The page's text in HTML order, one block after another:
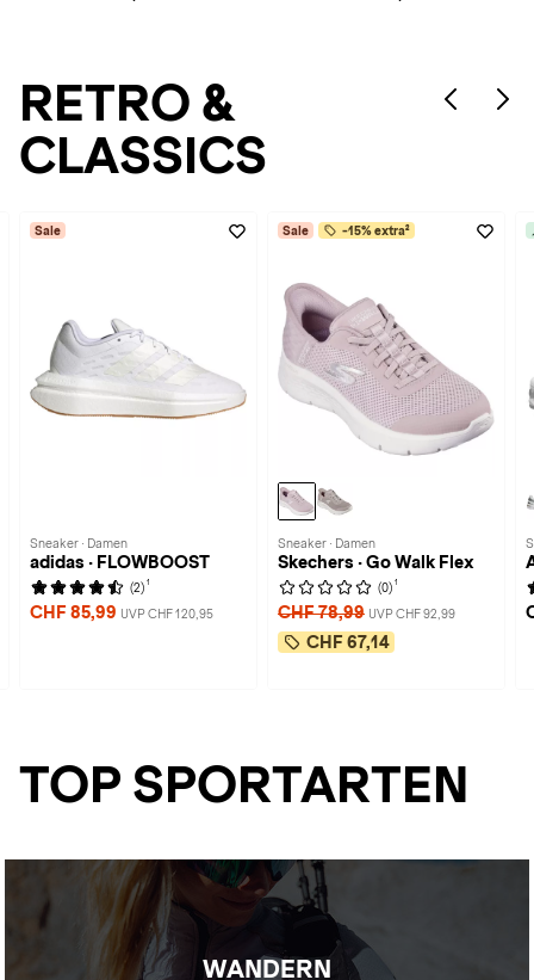
RETRO &
CLASSICS
Sale
Sneaker · Damen
adidas · FLOWBOOST
(2) 1
CHF 85,99 UVP CHF 120,95
Sale -15% extra²
Sneaker · Damen
Skechers · Go Walk Flex
(0) 1
CHF 78,99 UVP CHF 92,99
CHF 67,14
TOP SPORTARTEN
WANDERN